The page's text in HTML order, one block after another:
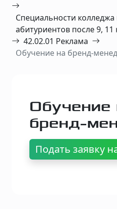
Специальности
абитуриентов после 9, 11
42.02.01 Реклама
Обучение на бренд-
Обучение
бренд-
Подать заявку